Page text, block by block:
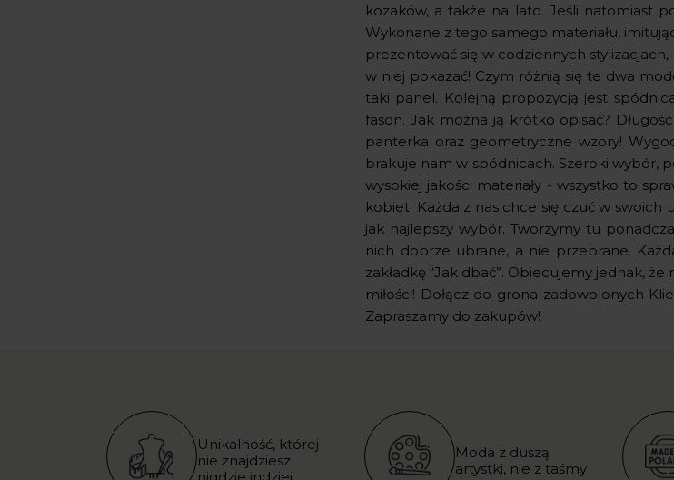
kozaków, a także na lato. Jeśli natomiast
Wykonane z tego samego materiału,
prezentować się w codziennych
w niej pokazać! Czym różnią się te dwa
taki panel. Kolejną propozycją jest
fason. Jak można ją krótko opisać?
panterka oraz geometryczne wzory!
brakuje nam w spódnicach. Szeroki wybór,
wysokiej jakości materiały - wszystko to
kobiet. Każda z nas chce się czuć w
jak najlepszy wybór. Tworzymy tu
nich dobrze ubrane, a nie przebrane.
zakładkę “Jak dbać”. Obiecujemy jednak,
miłości! Dołącz do grona zadowolonych
Zapraszamy do zakupów!
Unikalność, której
nie znajdziesz
nigdzie indziej
Moda z duszą
artystki, nie z taśmy